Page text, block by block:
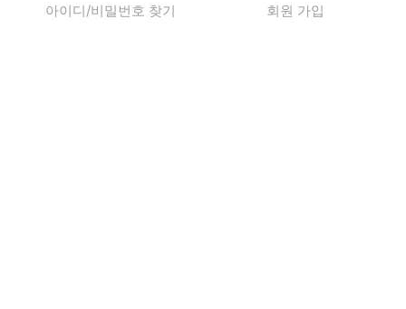
아이디/비밀번호 찾기 회원 가입